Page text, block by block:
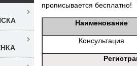
прописывается бесплатно!
Наименование
Консультация